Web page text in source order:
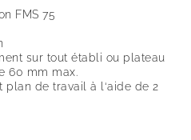
FMS 75
sur tout établi ou plateau
60 mm max.
plan de travail à l‘aide de 2